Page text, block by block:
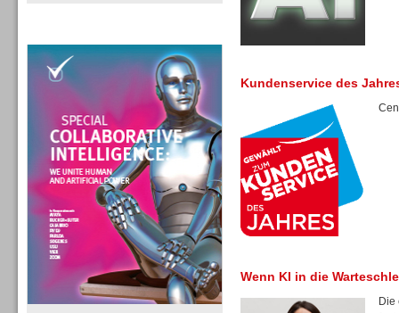
Personal
Inbound
Kundenservice des
Wenn KI in die
Die